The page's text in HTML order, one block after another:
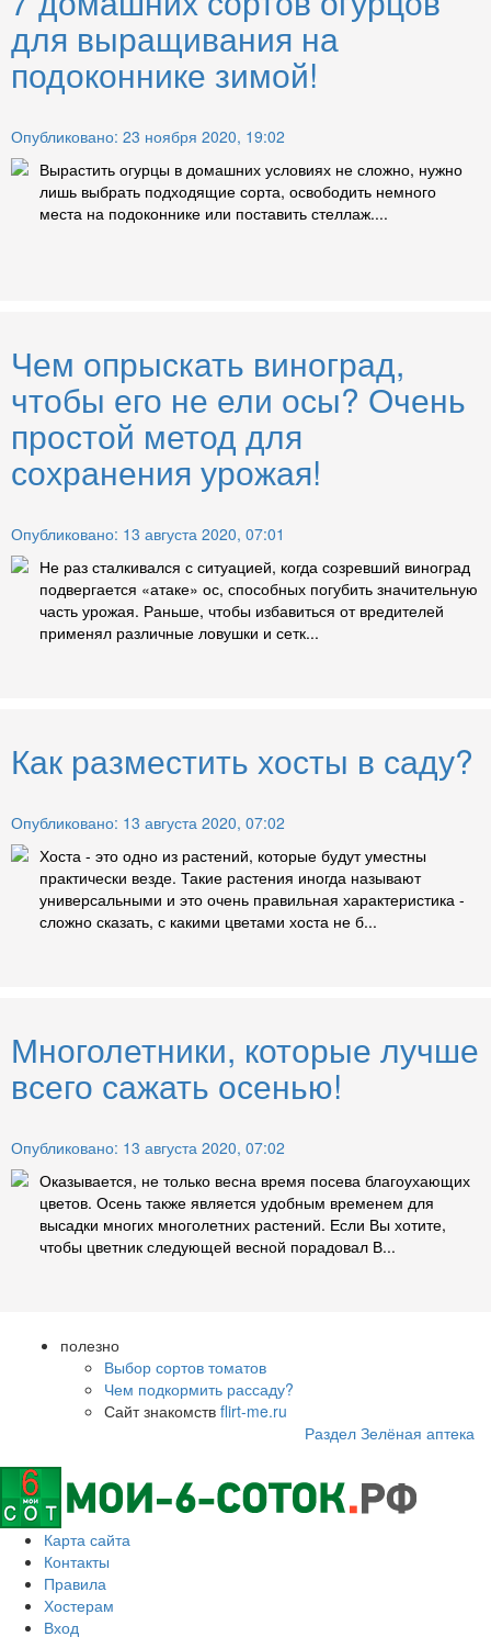
для выращивания на
подоконнике зимой!
Опубликовано: 23 ноября 2020, 19:02
Вырастить огурцы в домашних условиях не сложно, нужно
лишь выбрать подходящие сорта, освободить немного
места на подоконнике или поставить стеллаж....
Чем опрыскать виноград,
чтобы его не ели осы? Очень
простой метод для
сохранения урожая!
Опубликовано: 13 августа 2020, 07:01
Не раз сталкивался с ситуацией, когда созревший виноград
подвергается «атаке» ос, способных погубить значительную
часть урожая. Раньше, чтобы избавиться от вредителей
применял различные ловушки и сетк...
Как разместить хосты в саду?
Опубликовано: 13 августа 2020, 07:02
Хоста - это одно из растений, которые будут уместны
практически везде. Такие растения иногда называют
универсальными и это очень правильная характеристика -
сложно сказать, с какими цветами хоста не б...
Многолетники, которые лучше
всего сажать осенью!
Опубликовано: 13 августа 2020, 07:02
Оказывается, не только весна время посева благоухающих
цветов. Осень также является удобным временем для
высадки многих многолетних растений. Если Вы хотите,
чтобы цветник следующей весной порадовал В...
полезно
Выбор сортов томатов
Чем подкормить рассаду?
Сайт знакомств flirt-me.ru
Раздел Зелёная аптека
Карта сайта
Контакты
Правила
Хостерам
Вход